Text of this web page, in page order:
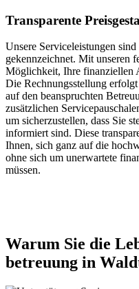
Transparente
Unsere Serviceleistungen
gekennzeichnet. Mit unseren
Möglichkeit, Ihre finanziellen
Die Rechnungsstellung
auf den beanspruchten
zusätzlichen
um sicherzustellen, dass Sie
informiert sind. Diese
Ihnen, sich ganz auf die
ohne sich um unerwartete
müssen.
Warum Sie die
betreuung in